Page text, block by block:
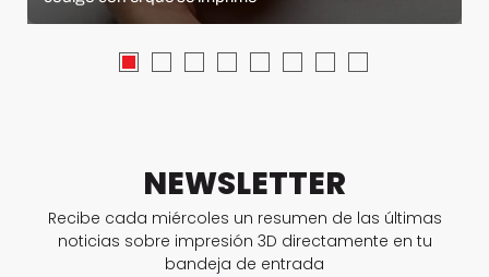
NEWSLETTER
Recibe cada miércoles un resumen de las últimas
noticias sobre impresión 3D directamente en tu
bandeja de entrada